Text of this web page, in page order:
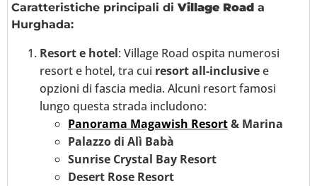
Caratteristiche principali di Village Road a
Hurghada:
Resort e hotel: Village Road ospita numerosi
resort e hotel, tra cui resort all-inclusivee
opzioni di fascia media. Alcuni resort famosi
lungo questa strada includono:
Panorama Magawish Resort& Marina
Palazzo di Alì Babà
Sunrise Crystal Bay Resort
Desert Rose Resort